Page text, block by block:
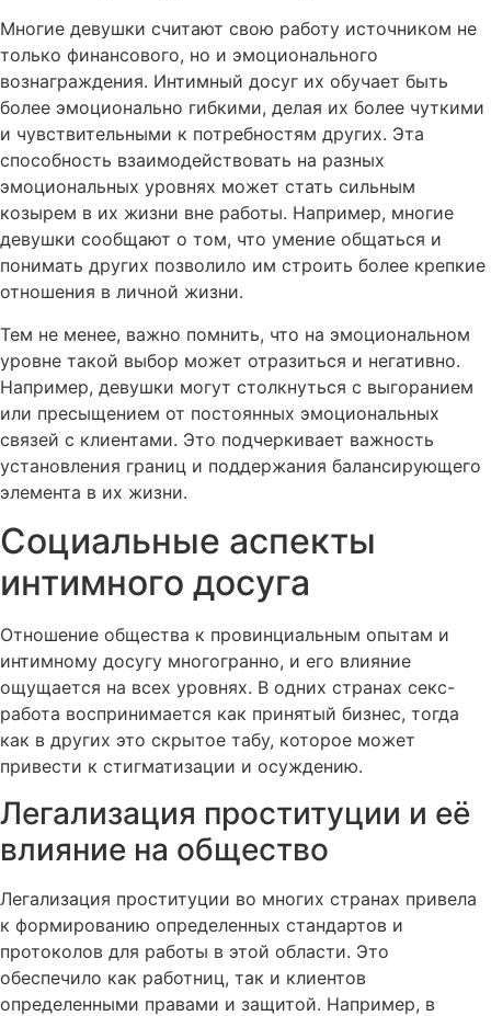
Многие девушки считают свою работу источником не
только финансового, но и эмоционального
вознаграждения. Интимный досуг их обучает быть
более эмоционально гибкими, делая их более чуткими
и чувствительными к потребностям других. Эта
способность взаимодействовать на разных
эмоциональных уровнях может стать сильным
козырем в их жизни вне работы. Например, многие
девушки сообщают о том, что умение общаться и
понимать других позволило им строить более крепкие
отношения в личной жизни.
Тем не менее, важно помнить, что на эмоциональном
уровне такой выбор может отразиться и негативно.
Например, девушки могут столкнуться с выгоранием
или пресыщением от постоянных эмоциональных
связей с клиентами. Это подчеркивает важность
установления границ и поддержания балансирующего
элемента в их жизни.
Социальные аспекты
интимного досуга
Отношение общества к провинциальным опытам и
интимному досугу многогранно, и его влияние
ощущается на всех уровнях. В одних странах секс-
работа воспринимается как принятый бизнес, тогда
как в других это скрытое табу, которое может
привести к стигматизации и осуждению.
Легализация проституции и её
влияние на общество
Легализация проституции во многих странах привела
к формированию определенных стандартов и
протоколов для работы в этой области. Это
обеспечило как работниц, так и клиентов
определенными правами и защитой. Например, в